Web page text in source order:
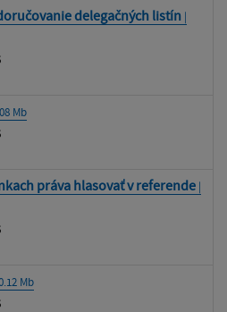
delegačných listín |
Mb
práva hlasovať v referende |
Mb